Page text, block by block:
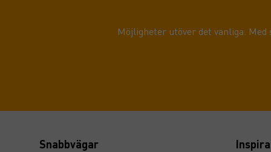
Möjligheter utöver det vanliga.
Snabbvägar